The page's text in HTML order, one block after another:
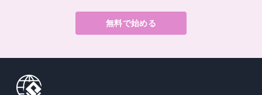
無料で始める